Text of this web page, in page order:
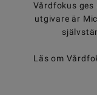
Vårdfokus ges
utgivare är
Läs om